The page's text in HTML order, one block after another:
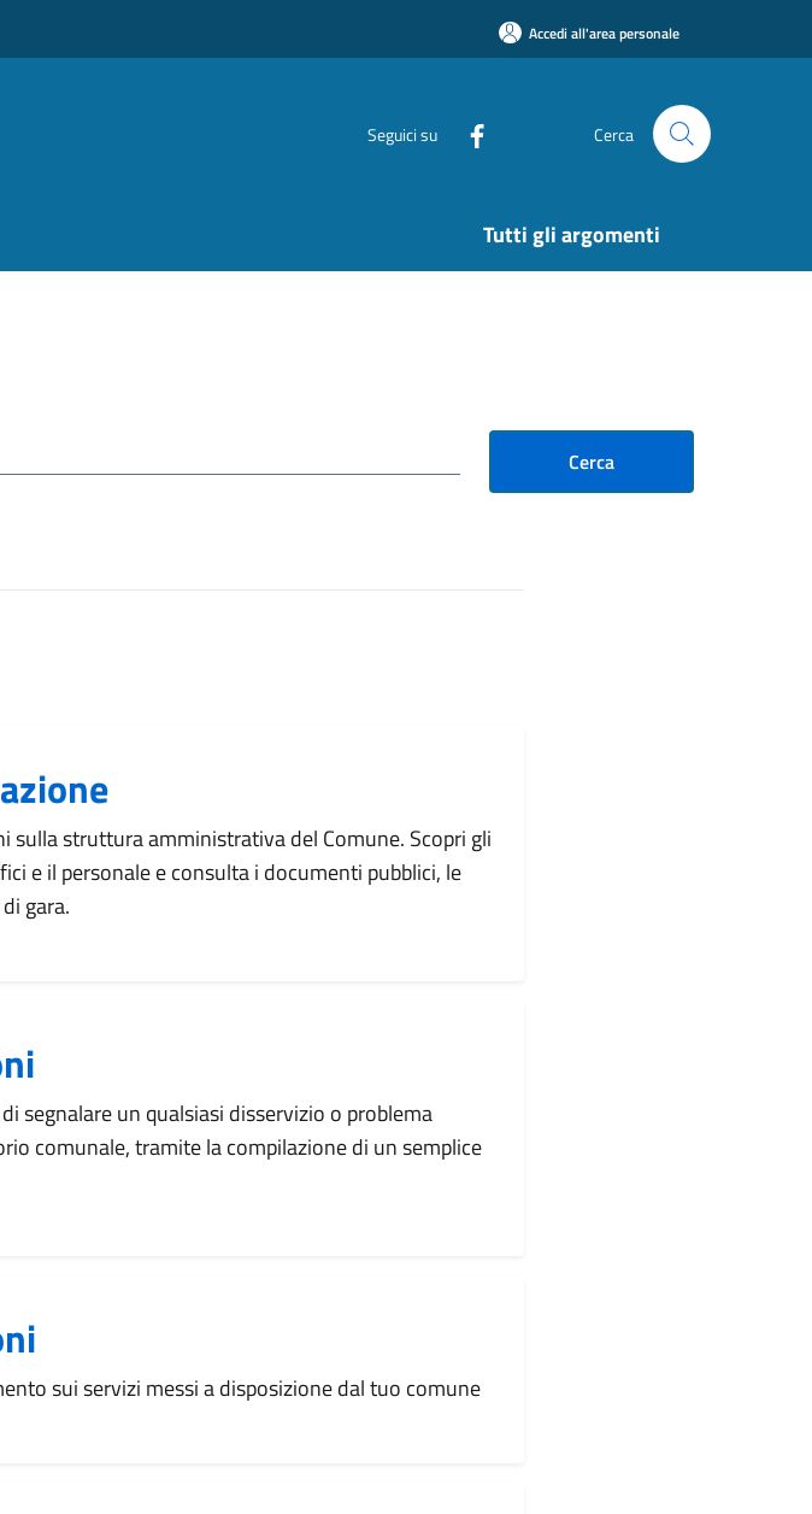
Accedi all'area personale
Seguici su Cerca
Tutti gli argomenti
Cerca
sulla struttura amministrativa del Comune. Scopri gli
e il personale e consulta i documenti pubblici, le
gara.
segnalare un qualsiasi disservizio o problema
comunale, tramite la compilazione di un semplice
sui servizi messi a disposizione dal tuo comune